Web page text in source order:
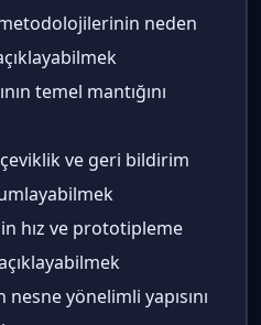
neden
temel mantığını
çeviklik ve geri bildirim
hız ve prototipleme
nesne yönelimli yapısını